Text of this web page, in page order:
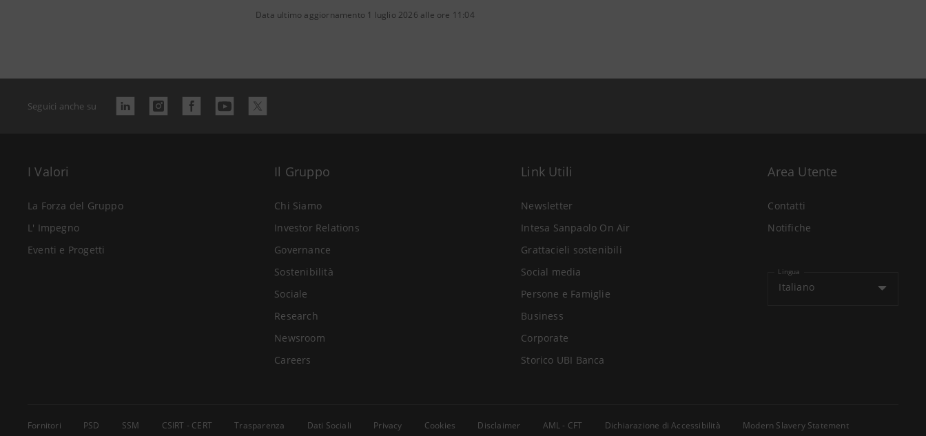
Data ultimo aggiornamento 1 luglio 2026 alle ore 11:04
Seguici anche su
I Valori
La Forza del Gruppo
L' Impegno
Eventi e Progetti
Il Gruppo
Chi Siamo
Investor Relations
Governance
Sostenibilità
Sociale
Research
Newsroom
Careers
Link Utili
Newsletter
Intesa Sanpaolo On Air
Grattacieli sostenibili
Social media
Persone e Famiglie
Business
Corporate
Storico UBI Banca
Area Utente
Contatti
Notifiche
Lingua
Italiano
Fornitori PSD SSM CSIRT - CERT Trasparenza Dati Sociali Privacy Cookies Disclaimer AML - CFT Dichiarazione di Accessibilità Modern Slavery Statement